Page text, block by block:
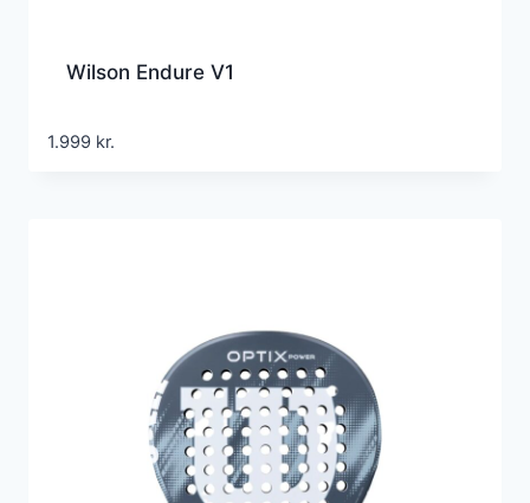
Wilson Endure V1
1.999 kr.